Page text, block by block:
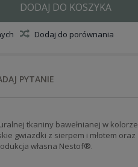
DODAJ DO KOSZYKA
Dodaj do porównania
PYTANIE
tkaniny bawełnianej w kolorze
gwiazdki z sierpem i młotem oraz
własna Nestof®.